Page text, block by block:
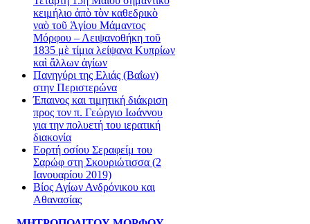
κειμήλιο ἀπὸ τὸν καθεδρικὸ
ναὸ τοῦ Ἁγίου Μάμαντος
Μόρφου – Λειψανοθήκη τοῦ
1835 μὲ τίμια λείψανα Κυπρίων
καὶ ἄλλων ἁγίων
Πανηγύρι της Ελιάς (Βαΐων)
στην Περιστερώνα
Έπαινος και τιμητική διάκριση
προς τον π. Γεώργιο Ιωάννου
για την πολυετή του ιερατική
διακονία
Εορτή οσίου Σεραφείμ του
Σαρώφ στη Σκουριώτισσα (2
Ιανουαρίου 2019)
Βίος Αγίων Ανδρόνικου και
Αθανασίας